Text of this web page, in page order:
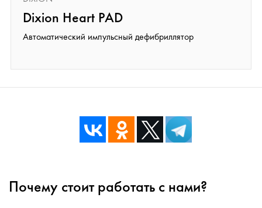
Dixion Heart PAD
Автоматический импульсный дефибриллятор
Почему стоит работать с нами?